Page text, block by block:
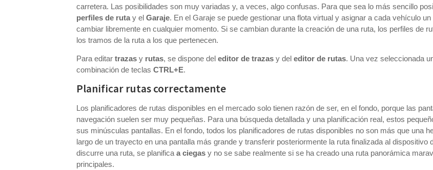
carretera. Las posibilidades son muy variadas y, a veces, algo confusas. Para que sea lo más sencillo
perfiles de ruta y elGaraje. En el Garaje se puede gestionar una flota virtual y asignar a cada vehículo
cambiar libremente en cualquier momento. Si se cambian durante la creación de una ruta, los perfiles de
los tramos de la ruta a los que pertenecen.
Para editartrazas y rutas, se dispone deleditor de trazas y deleditor de rutas. Una vez seleccionada
combinación de teclasCTRL+E.
Planificar rutas correctamente
Los planificadores de rutas disponibles en el mercado solo tienen razón de ser, en el fondo, porque las
navegación suelen ser muy pequeñas. Para una búsqueda detallada y una planificación real, estos
sus minúsculas pantallas. En el fondo, todos los planificadores de rutas disponibles no son más que una
largo de un trayecto en una pantalla más grande y transferir posteriormente la ruta finalizada al
discurre una ruta, se planificaa ciegas y no se sabe realmente si se ha creado una ruta panorámica
principales.